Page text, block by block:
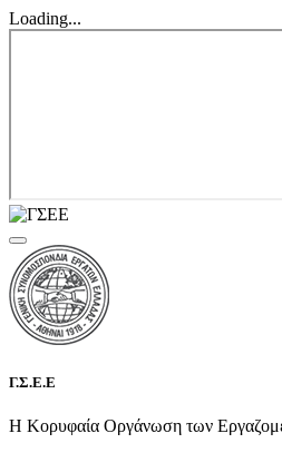
Loading...
Γ.Σ.Ε.Ε
Η Κορυφαία Οργάνωση των